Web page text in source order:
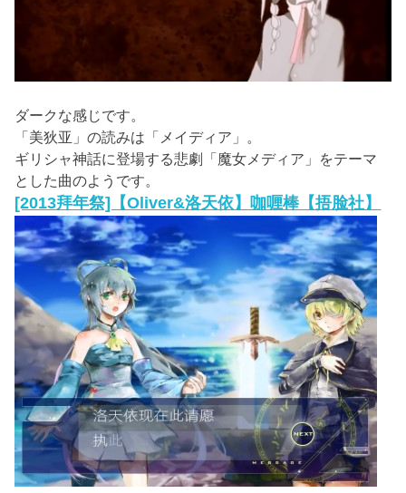
ダークな感じです。
「美狄亚」の読みは「メイディア」。
ギリシャ神話に登場する悲劇「魔女メディア」をテーマ
とした曲のようです。
[2013拜年祭]【Oliver&洛天依】咖喱棒【捂脸社】